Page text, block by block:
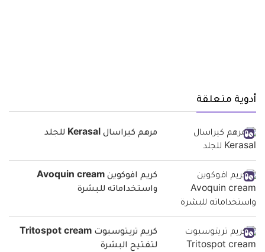
أدوية متعلقة
مرهم كيراسال Kerasal للجلد
كريم افوكوين Avoquin cream
واستخداماته للبشرة
كريم تريتوسبوت Tritospot cream
لتفتيح البشرة